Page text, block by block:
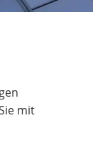
mit